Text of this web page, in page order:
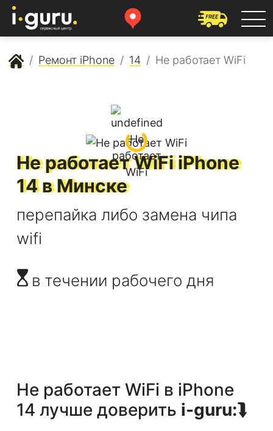
Сервисный центр Apple
Ремонт iPhone 14 Не работает WiFi
Не работает WiFiiPhone
14в Минске
перепайка либо замена чипа
wifi
в течении рабочего дня
Не работает WiFi в iPhone
14 лучше доверить i-guru:⮯